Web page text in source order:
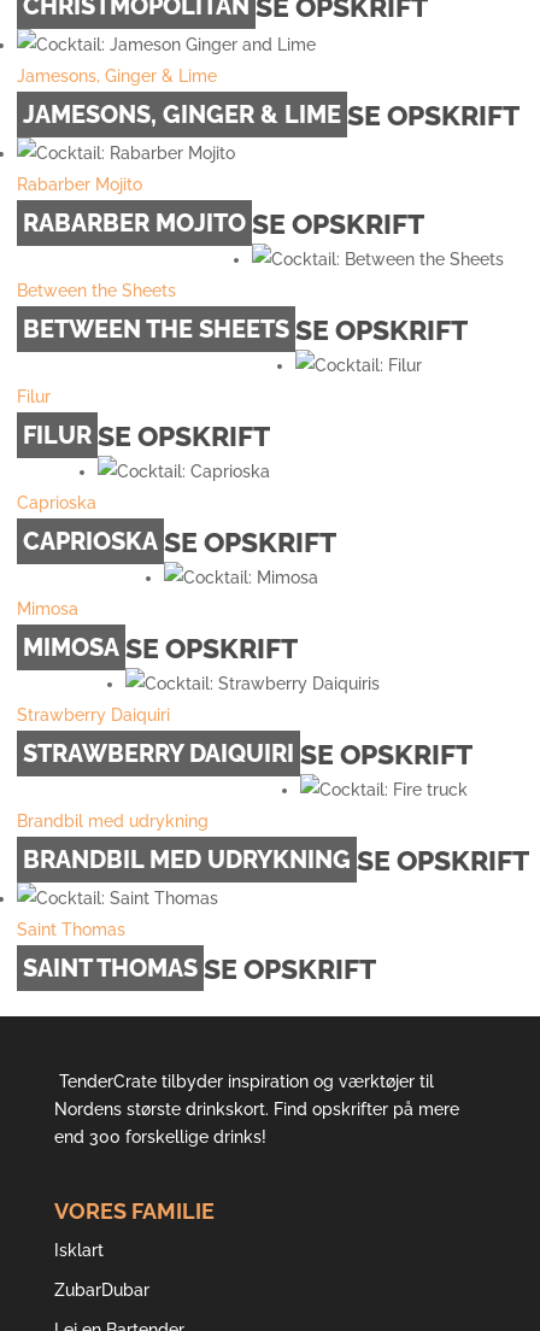
CHRISTMOPOLITAN SE OPSKRIFT
Jamesons, Ginger & Lime
JAMESONS, GINGER & LIME SE OPSKRIFT
Rabarber Mojito
RABARBER MOJITO SE OPSKRIFT
Between the Sheets
BETWEEN THE SHEETS SE OPSKRIFT
Filur
FILUR SE OPSKRIFT
Caprioska
CAPRIOSKA SE OPSKRIFT
Mimosa
MIMOSA SE OPSKRIFT
Strawberry Daiquiri
STRAWBERRY DAIQUIRI SE OPSKRIFT
Brandbil med udrykning
BRANDBIL MED UDRYKNING SE OPSKRIFT
Saint Thomas
SAINT THOMAS SE OPSKRIFT
TenderCrate tilbyder inspiration og værktøjer til
Nordens største drinkskort. Find opskrifter på mere
end 300 forskellige drinks!
VORES FAMILIE
Isklart
ZubarDubar